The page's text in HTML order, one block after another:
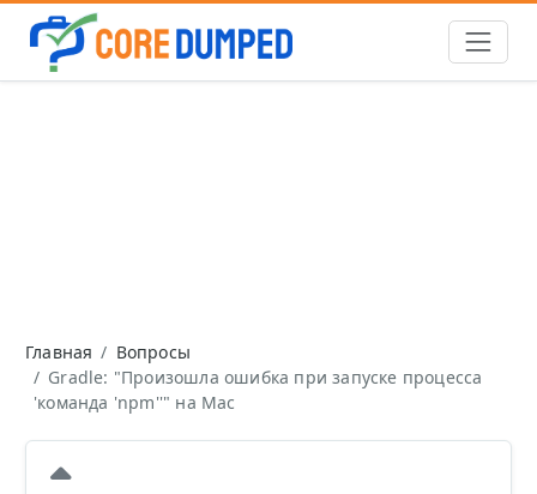
Главная
Вопросы
Gradle: "Произошла ошибка при запуске процесса
'команда 'npm''" на Mac